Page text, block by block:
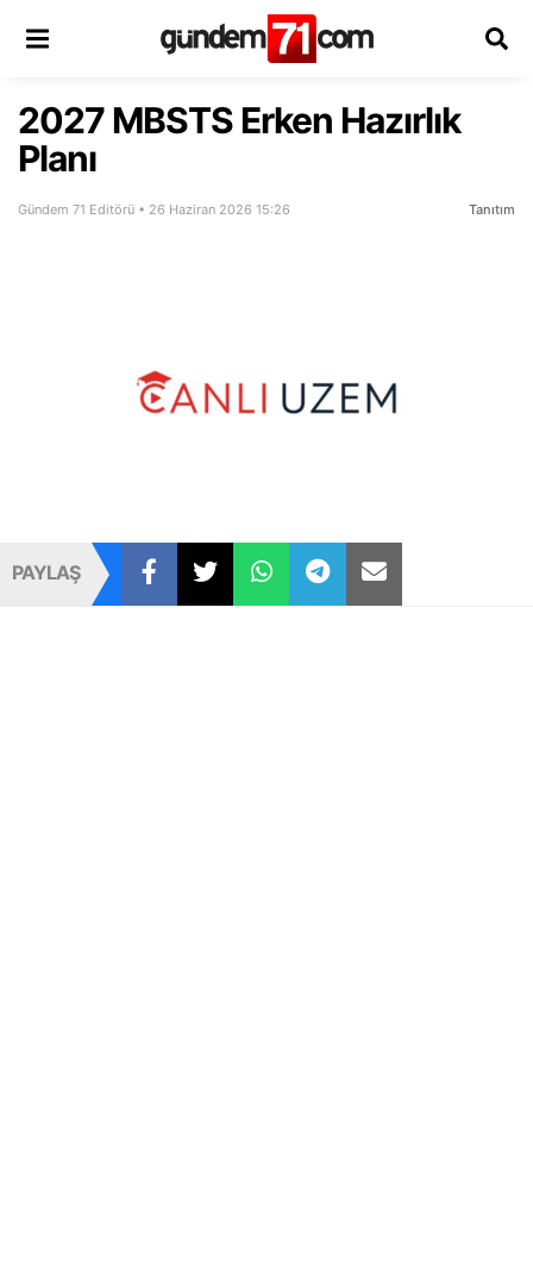
2027 MBSTS Erken Hazırlık
Planı
Gündem 71 Editörü • 26 Haziran 2026 15:26 Tanıtım
PAYLAŞ